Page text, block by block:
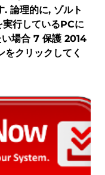
. 論理的に, ゾルト
行しているPCに
場合 7 保護 2014
クリックしてく